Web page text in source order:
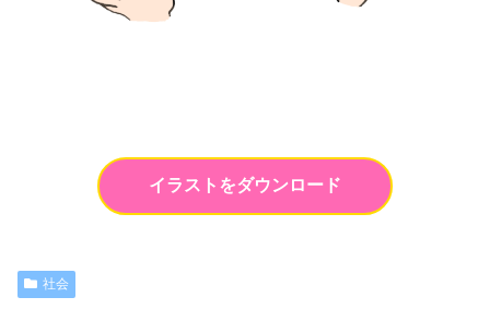
イラストをダウンロード
社会